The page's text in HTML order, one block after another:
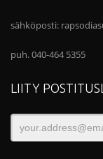
sähköposti:
puh. 040-464 5355
LIITY